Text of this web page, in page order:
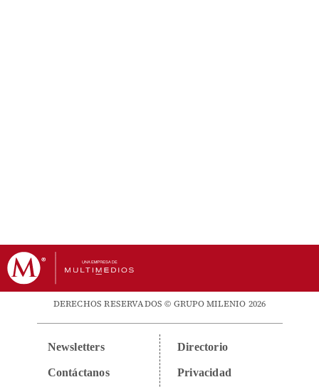
DERECHOS RESERVADOS © GRUPO MILENIO 2026
Newsletters
Contáctanos
Directorio
Privacidad